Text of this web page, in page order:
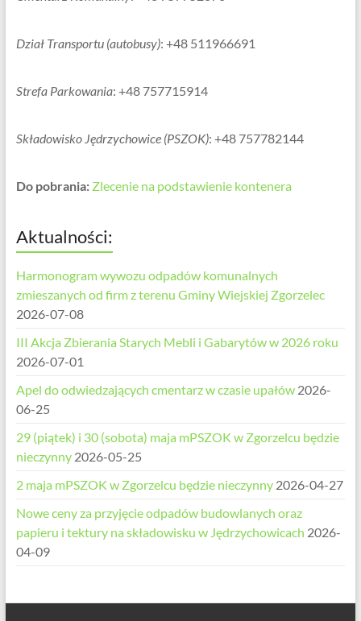
Dział Transportu (autobusy): +48 511966691
Strefa Parkowania: +48 757715914
Składowisko Jędrzychowice (PSZOK): +48 757782144
Do pobrania: Zlecenie na podstawienie kontenera
Aktualności:
Harmonogram wywozu odpadów komunalnych
zmieszanych od firm z terenu Gminy Wiejskiej Zgorzelec
2026-07-08
III Akcja Zbierania Starych Mebli i Gabarytów w 2026 roku
2026-07-01
Apel do odwiedzających cmentarz w czasie upałów 2026-
06-25
29 (piątek) i 30 (sobota) maja mPSZOK w Zgorzelcu będzie
nieczynny 2026-05-25
2 maja mPSZOK w Zgorzelcu będzie nieczynny 2026-04-27
Nowe ceny za przyjęcie odpadów budowlanych oraz
papieru i tektury na składowisku w Jędrzychowicach 2026-
04-09